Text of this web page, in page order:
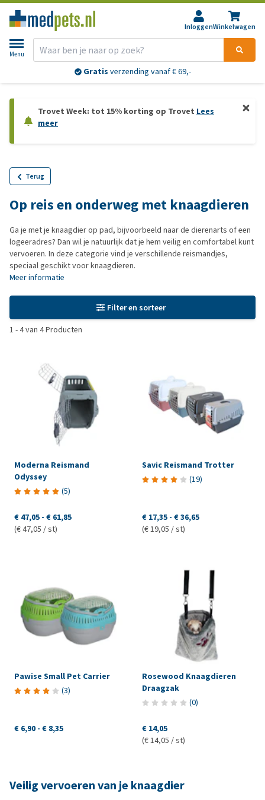
InloggenWinkelwagen
Menu
Gratis verzending vanaf € 69,-
Trovet Week: tot 15% korting op Trovet Lees
meer
Terug
Op reis en onderweg met knaagdieren
Ga je met je knaagdier op pad, bijvoorbeeld naar de dierenarts of een
logeeradres? Dan wil je natuurlijk dat je hem veilig en comfortabel kunt
vervoeren. In deze categorie vind je verschillende reismandjes,
speciaal geschikt voor knaagdieren.
Meer informatie
Filter en sorteer
1 -4van 4Producten
Moderna Reismand
Odyssey
(5)
€ 47,05 - € 61,85
(€ 47,05 / st)
Savic Reismand Trotter
(19)
€ 17,35 - € 36,65
(€ 19,05 / st)
Pawise Small Pet Carrier
(3)
€ 6,90 - € 8,35
Rosewood Knaagdieren
Draagzak
(0)
€ 14,05
(€ 14,05 / st)
Veilig vervoeren van je knaagdier